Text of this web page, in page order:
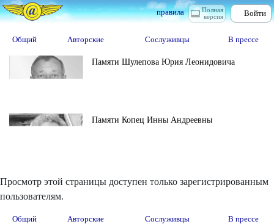
Полная
версия
правила Войти
Общий Авторские Сослуживцы В прессе
Памяти Шулепова Юрия Леонидовича
Памяти Копец Инны Андреевны
Просмотр этой страницы доступен только зарегистрированным
пользователям.
Общий Авторские Сослуживцы В прессе